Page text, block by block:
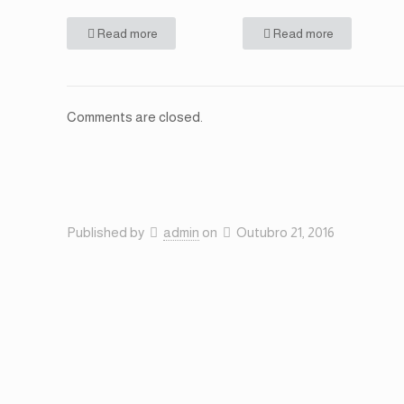
Read more Read more
Comments are closed.
Published by admin on Outubro 21, 2016